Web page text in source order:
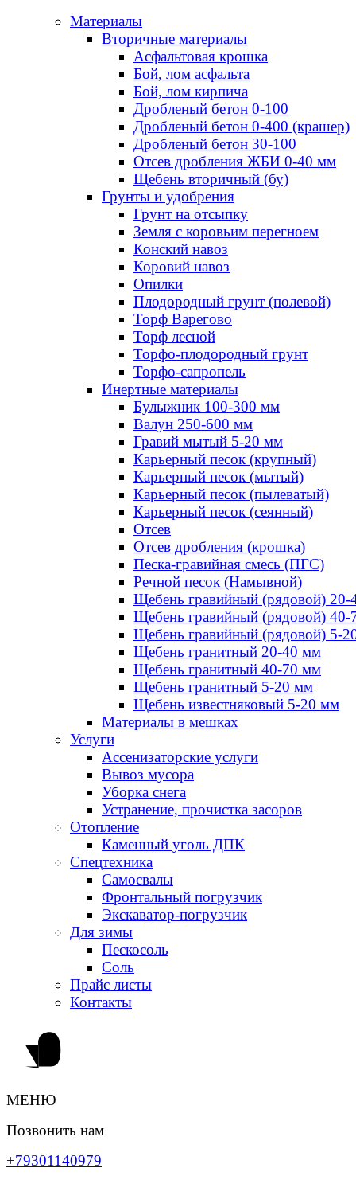
Материалы
Вторичные материалы
Асфальтовая крошка
Бой, лом асфальта
Бой, лом кирпича
Дробленый бетон 0-100
Дробленый бетон 0-400 (крашер)
Дробленый бетон 30-100
Отсев дробления ЖБИ 0-40 мм
Щебень вторичный (бу)
Грунты и удобрения
Грунт на отсыпку
Земля с коровьим перегноем
Конский навоз
Коровий навоз
Опилки
Плодородный грунт (полевой)
Торф Варегово
Торф лесной
Торфо-плодородный грунт
Торфо-сапропель
Инертные материалы
Булыжник 100-300 мм
Валун 250-600 мм
Гравий мытый 5-20 мм
Карьерный песок (крупный)
Карьерный песок (мытый)
Карьерный песок (пылеватый)
Карьерный песок (сеянный)
Отсев
Отсев дробления (крошка)
Песка-гравийная смесь (ПГС)
Речной песок (Намывной)
Щебень гравийный (рядовой)
Щебень гравийный (рядовой)
Щебень гравийный (рядовой) 5-
Щебень гранитный 20-40 мм
Щебень гранитный 40-70 мм
Щебень гранитный 5-20 мм
Щебень известняковый 5-20 мм
Материалы в мешках
Услуги
Ассенизаторские услуги
Вывоз мусора
Уборка снега
Устранение, прочистка засоров
Отопление
Каменный уголь ДПК
Спецтехника
Самосвалы
Фронтальный погрузчик
Экскаватор-погрузчик
Для зимы
Пескосоль
Соль
Прайс листы
Контакты
МЕНЮ
Позвонить нам
+79301140979